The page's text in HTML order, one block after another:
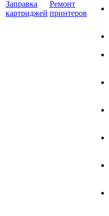
Заправка
картриджей
Ремонт
принтеров